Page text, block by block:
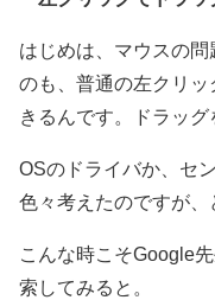
はじめは、マウスの
のも、普通の左クリ
きるんです。ドラッグ
OSのドライバか、セ
色々考えたのですが、
こんな時こそGoogle
索してみると。